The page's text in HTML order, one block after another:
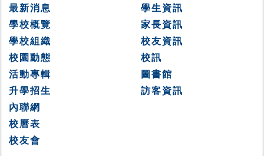
最新消息
學校概覽
學校組織
校園動態
活動專輯
升學招生
學生資訊
家長資訊
校友資訊
校訊
圖書館
訪客資訊
內聯網
校曆表
校友會